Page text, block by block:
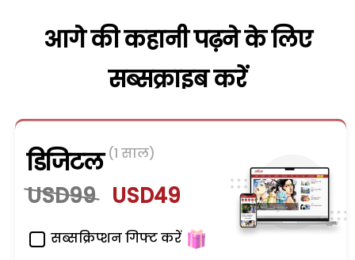
आगे की कहानी पढ़ने के लिए
सब्सक्राइब करें
डिजिटल (1 साल)
USD99 USD49
सब्सक्रिप्शन गिफ्ट करें